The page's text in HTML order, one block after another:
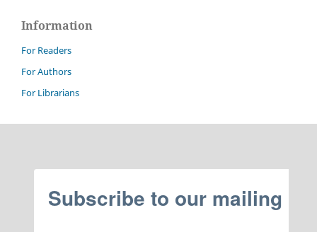
Information
For Readers
For Authors
For Librarians